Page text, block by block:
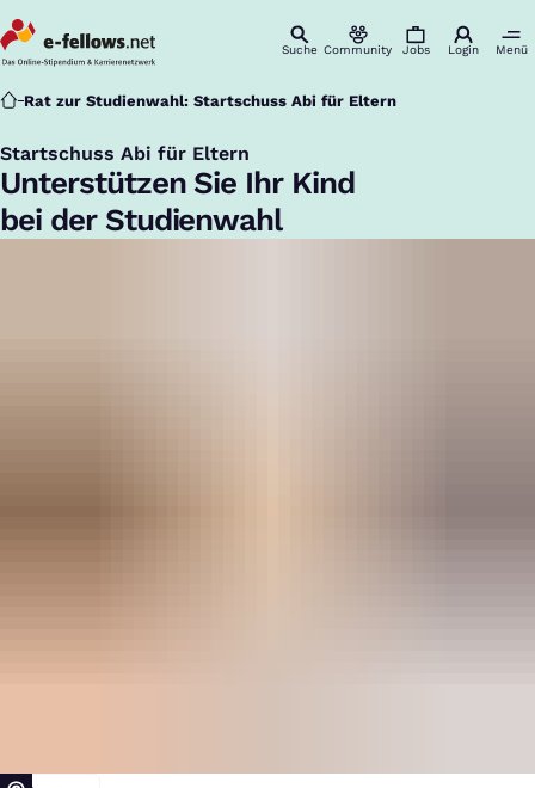
Suche Community Jobs Login Menü
Startseite
Rat zur Studienwahl: Startschuss Abi für Eltern
Startschuss Abi für Eltern
:
Unterstützen Sie Ihr Kind
bei der Studienwahl